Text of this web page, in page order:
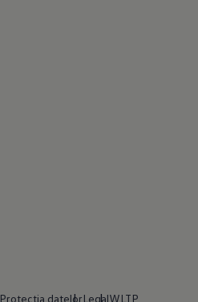
Protecția datelorLegalWLTP